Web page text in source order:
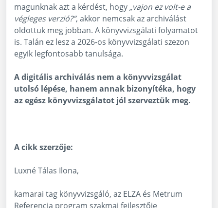
magunknak azt a kérdést, hogy„vajon ez volt-e a
végleges verzió?”, akkor nemcsak az archiválást
oldottuk meg jobban. A könyvvizsgálati folyamatot
is. Talán ez lesz a 2026-os könyvvizsgálati szezon
egyik legfontosabb tanulsága.
A digitális archiválás nem a könyvvizsgálat
utolsó lépése, hanem annak bizonyítéka, hogy
az egész könyvvizsgálatot jól szerveztük meg.
A cikk szerzője:
Luxné Tálas Ilona,
kamarai tag könyvvizsgáló, az ELZA és Metrum
Referencia program szakmai fejlesztője